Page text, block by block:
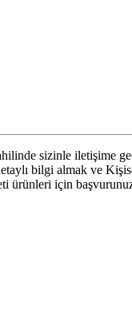
sizinle iletişime
bilgi almak ve
ürünleri için başvurunuz